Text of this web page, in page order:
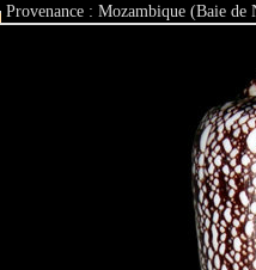
Provenance : Mozambique (Baie de
Taille : 56.8 mm